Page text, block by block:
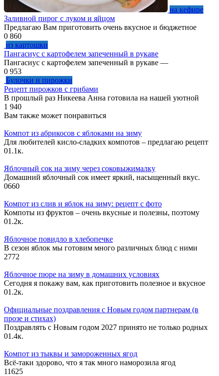
на кефире
Заливной пирог с луком и яйцом
Предлагаю Вам приготовить очень вкусное и бюджетное
0 860
из картошки
Пангасиус с картофелем запеченный в рукаве
Пангасиус с картофелем запеченный в рукаве —
0 953
Булочки и пирожки
Рецепт пирожков с грибами
В прошлый раз Никеева Анна готовила на нашей уютной
1 940
Вам также может понравиться
Компот из абрикосов с яблоками на зиму
Для любителей кисло-сладких компотов – предлагаю рецепт
01.1к.
Яблочный сок на зиму через соковыжималку
Домашний яблочный сок имеет яркий, насыщенный вкус.
0660
Компот из слив и яблок на зиму: рецепт с фото
Компоты из фруктов – очень вкусные и полезны, поэтому
01.2к.
Яблочное повидло в хлебопечке
В сезон яблок мы готовим много различных блюд с ними
2772
Яблочное пюре на зиму в домашних условиях
Сегодня я покажу вам, как приготовить полезное и вкусное
01.2к.
Официальные поздравления с Новым годом партнерам (в
прозе и стихах)
Поздравлять с Новым годом 2027 принято не только родных
01.4к.
Компот из тыквы и замороженных ягод
Всё-таки здорово, что я так много наморозила ягод
11625